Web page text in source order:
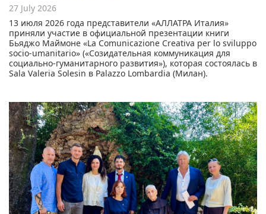
27 July 2026
13 июля 2026 года представители «АЛЛАТРА Италия»
приняли участие в официальной презентации книги
Бьяджо Маймоне «La Comunicazione Creativa per lo sviluppo
socio-umanitario» («Созидательная коммуникация для
социально-гуманитарного развития»), которая состоялась в
Sala Valeria Solesin в Palazzo Lombardia (Милан).